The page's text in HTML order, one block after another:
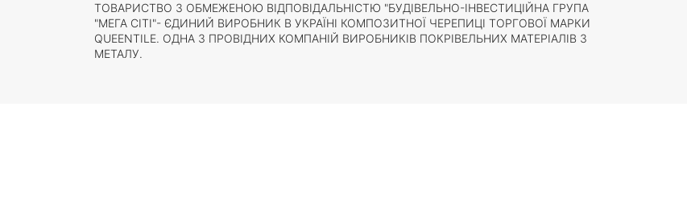
ТОВАРИСТВО З ОБМЕЖЕНОЮ ВІДПОВІДАЛЬНІСТЮ "БУДІВЕЛЬНО-ІНВЕСТИЦІЙНА ГРУПА
"МЕГА СІТІ"- ЄДИНИЙ ВИРОБНИК В УКРАЇНІ КОМПОЗИТНОЇ ЧЕРЕПИЦІ ТОРГОВОЇ МАРКИ
QUEENTILE. OДНА З ПРОВІДНИХ КОМПАНІЙ ВИРОБНИКІВ ПОКРІВЕЛЬНИХ МАТЕРІАЛІВ З
МЕТАЛУ.